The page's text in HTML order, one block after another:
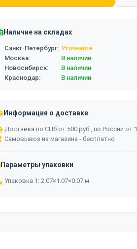
Наличие на складах
Санкт-Петербург: Уточняйте
Москва:
В наличии
Новосибирск:
В наличии
Краснодар:
В наличии
Информация о доставке
Доставка по СПб от 500 руб., по России от
Самовывоз из магазина - бесплатно
Параметры упаковки
Упаковка 1: 2.07×1.07×0.07 м